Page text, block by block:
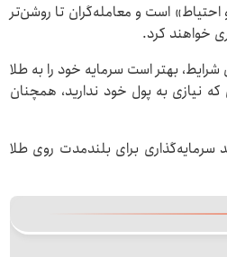
احتیاط» است و معامله‌گران تا روشن‌تر
خواهند کرد.
بهتر است سرمایه خود را به طلا
نیازی به پول خود ندارید، همچنان
سرمایه‌گذاری برای بلندمدت روی طلا